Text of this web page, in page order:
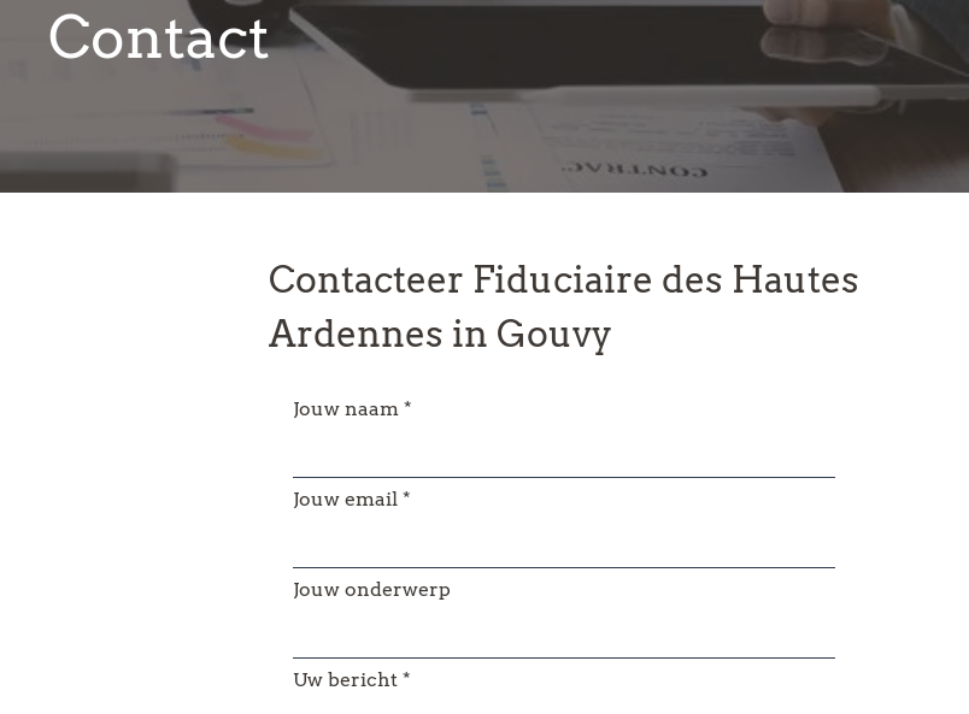
​Contact
Contacteer Fiduciaire des Hautes
Ardennes in Gouvy
Jouw naam
Jouw email
Jouw onderwerp
Uw bericht